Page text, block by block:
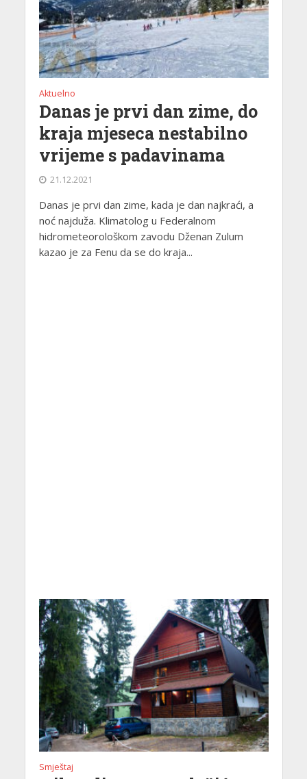
Aktuelno
Danas je prvi dan zime, do
kraja mjeseca nestabilno
vrijeme s padavinama
21.12.2021
Danas je prvi dan zime, kada je dan najkraći, a
noć najduža. Klimatolog u Federalnom
hidrometeorološkom zavodu Dženan Zulum
kazao je za Fenu da se do kraja...
Smještaj